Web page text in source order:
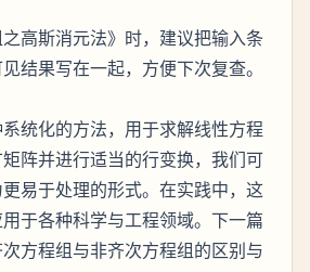
高斯消元法》时，建议把输入条
结果写在一起，方便下次复查。
统化的方法，用于求解线性方程
阵并进行适当的行变换，我们可
易于处理的形式。在实践中，这
于各种科学与工程领域。下一篇
方程组与非齐次方程组的区别与